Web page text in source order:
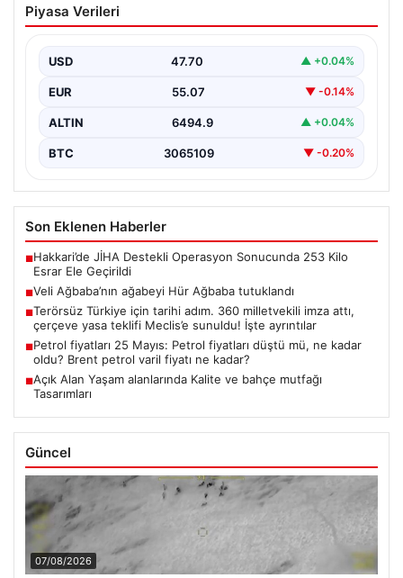
tutuklandı
Piyasa Verileri
USD 47.70 ▲ +0.04%
EUR 55.07 ▼ -0.14%
ALTIN 6494.9 ▲ +0.04%
BTC 3065109 ▼ -0.20%
Son Eklenen Haberler
■Hakkari’de JİHA Destekli Operasyon Sonucunda 253 Kilo
Esrar Ele Geçirildi
■Veli Ağbaba’nın ağabeyi Hür Ağbaba tutuklandı
■Terörsüz Türkiye için tarihi adım. 360 milletvekili imza attı,
çerçeve yasa teklifi Meclis’e sunuldu! İşte ayrıntılar
■Petrol fiyatları 25 Mayıs: Petrol fiyatları düştü mü, ne kadar
oldu? Brent petrol varil fiyatı ne kadar?
■Açık Alan Yaşam alanlarında Kalite ve bahçe mutfağı
Tasarımları
Güncel
07/08/2026